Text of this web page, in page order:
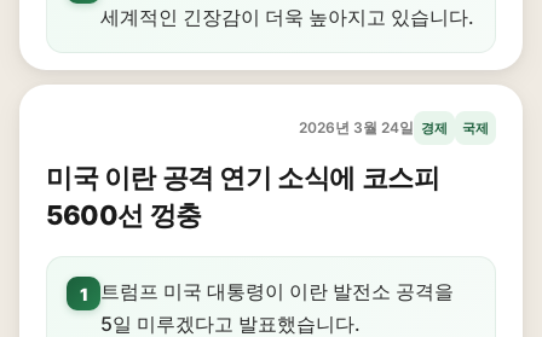
세계적인 긴장감이 더욱 높아지고 있습니다.
2026년 3월 24일 경제 국제
미국 이란 공격 연기 소식에 코스피
5600선 껑충
1
트럼프 미국 대통령이 이란 발전소 공격을
5일 미루겠다고 발표했습니다.